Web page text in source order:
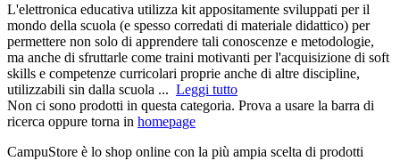
L'elettronica educativa utilizza kit appositamente sviluppati per il
mondo della scuola (e spesso corredati di materiale didattico) per
permettere non solo di apprendere tali conoscenze e metodologie,
ma anche di sfruttarle come traini motivanti per l'acquisizione di soft
skills e competenze curricolari proprie anche di altre discipline,
utilizzabili sin dalla scuola ... Leggi tutto
Non ci sono prodotti in questa categoria. Prova a usare la barra di
ricerca oppure torna in homepage
CampuStore è lo shop online con la più ampia scelta di prodotti